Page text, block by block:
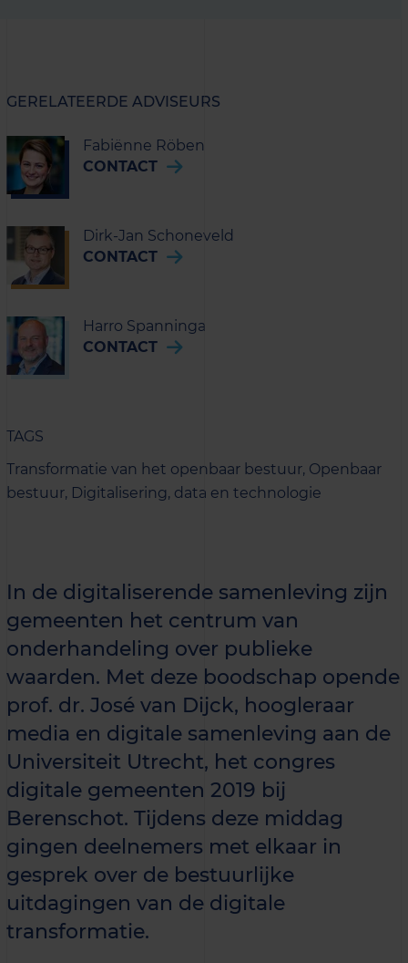
GERELATEERDE ADVISEURS
Fabiënne Röben
CONTACT
Dirk-Jan Schoneveld
CONTACT
Harro Spanninga
CONTACT
TAGS
Transformatie van het openbaar bestuur, Openbaar
bestuur, Digitalisering, data en technologie
In de digitaliserende samenleving zijn
gemeenten het centrum van
onderhandeling over publieke
waarden. Met deze boodschap opende
prof. dr. José van Dijck, hoogleraar
media en digitale samenleving aan de
Universiteit Utrecht, het congres
digitale gemeenten 2019 bij
Berenschot. Tijdens deze middag
gingen deelnemers met elkaar in
gesprek over de bestuurlijke
uitdagingen van de digitale
transformatie.